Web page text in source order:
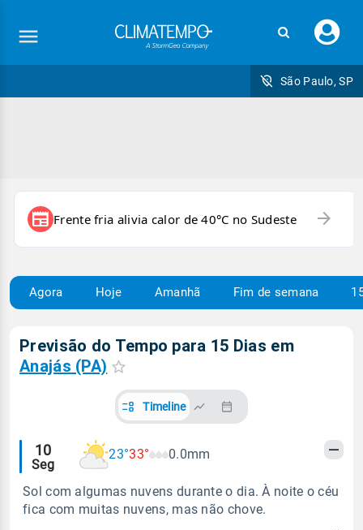
seu
São Paulo, SP
newspaper Frente fria alivia calor de 40°C no Sudeste arrow_forward
Agora Hoje Amanhã Fim de semana
Previsão do Tempo para 15 Dias em
Anajás (PA)
Timeline
Alertas
meteorológicos
10
Seg
23°33° 0.0mm
Sol com algumas nuvens durante o dia. À noite o céu
fica com muitas nuvens, mas não chove.